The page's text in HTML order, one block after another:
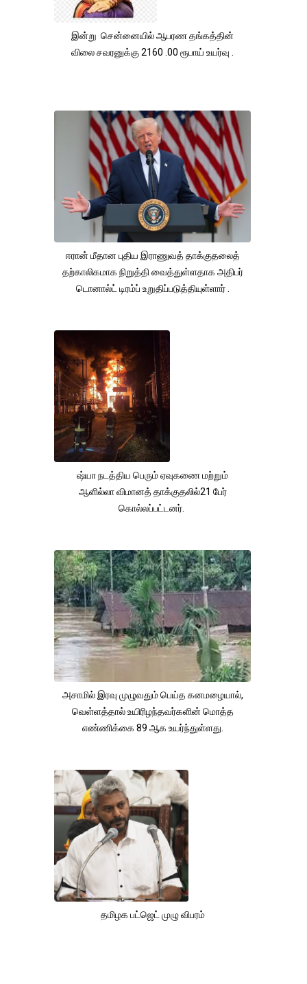
இன்று சென்னையில் ஆபரண தங்கத்தின்
விலை சவரனுக்கு 2160 .00 ரூபாய் உயர்வு .
ஈரான் மீதான புதிய இராணுவத் தாக்குதலைத்
தற்காலிகமாக நிறுத்தி வைத்துள்ளதாக அதிபர்
டொனால்ட் டிரம்ப் உறுதிப்படுத்தியுள்ளார் .
ஷ்யா நடத்திய பெரும் ஏவுகணை மற்றும்
ஆளில்லா விமானத் தாக்குதலில்21 பேர்
கொல்லப்பட்டனர்.
அசாமில் இரவு முழுவதும் பெய்த கனமழையால்,
வெள்ளத்தால் உயிரிழந்தவர்களின் மொத்த
எண்ணிக்கை 89 ஆக உயர்ந்துள்ளது.
தமிழக பட்ஜெட் முழு விபரம்